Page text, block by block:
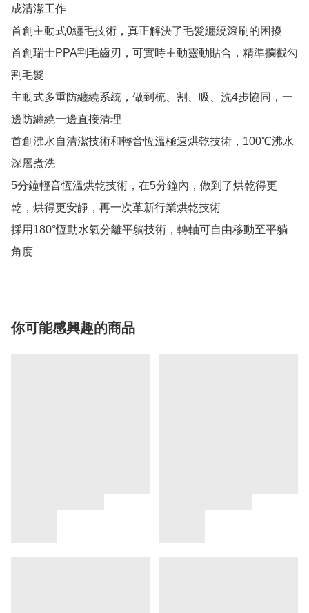
成清潔工作
首創主動式0纏毛技術，真正解決了毛髮纏繞滾刷的困擾
首創瑞士PPA割毛齒刃，可實時主動靈動貼合，精準攔截勾
割毛髮
主動式多重防纏繞系統，做到梳、割、吸、洗4步協同，一
邊防纏繞一邊直接清理
首創沸水自清潔技術和輕音恆溫極速烘乾技術，100℃沸水
深層煮洗
5分鐘輕音恆溫烘乾技術，在5分鐘內，做到了烘乾得更
乾，烘得更安靜，再一次革新行業烘乾技術
採用180°恆動水氣分離平躺技術，轉軸可自由移動至平躺
角度
你可能感興趣的商品